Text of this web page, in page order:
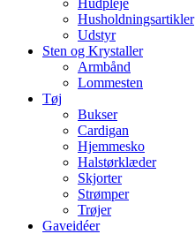
Hudpleje
Husholdningsartikler
Udstyr
Sten og Krystaller
Armbånd
Lommesten
Tøj
Bukser
Cardigan
Hjemmesko
Halstørklæder
Skjorter
Strømper
Trøjer
Gaveidéer